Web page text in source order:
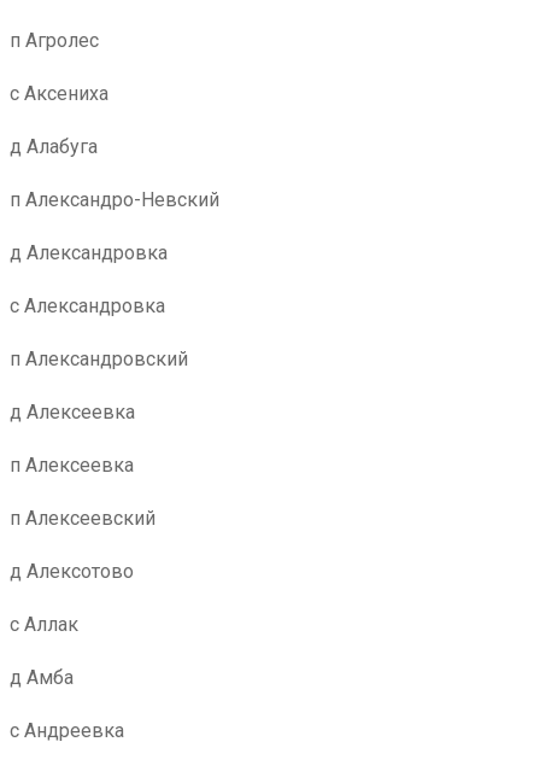
п Агролес
с Аксениха
д Алабуга
п Александро-Невский
д Александровка
с Александровка
п Александровский
д Алексеевка
п Алексеевка
п Алексеевский
д Алексотово
с Аллак
д Амба
с Андреевка